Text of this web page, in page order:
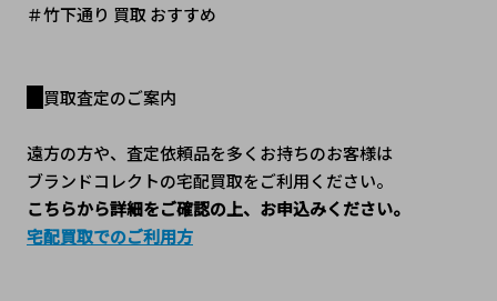
＃竹下通り 買取 おすすめ
買取査定のご案内
遠方の方や、査定依頼品を多くお持ちのお客様は
ブランドコレクトの宅配買取をご利用ください。
こちらから詳細をご確認の上、お申込みください。
宅配買取でのご利用方